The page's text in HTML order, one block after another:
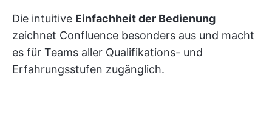
Die intuitive Einfachheit der Bedienung
zeichnet Confluence besonders aus und macht
es für Teams aller Qualifikations- und
Erfahrungsstufen zugänglich.